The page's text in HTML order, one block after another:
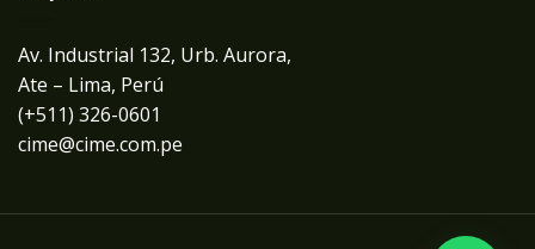
Av. Industrial 132, Urb. Aurora,
Ate – Lima, Perú
(+511) 326-0601
cime@cime.com.pe